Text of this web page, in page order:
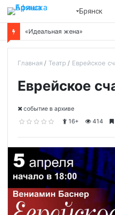
Брянск
«Идеальная жена»
Главная Театр Еврейское
Еврейское
cобытие в архиве
16+
414